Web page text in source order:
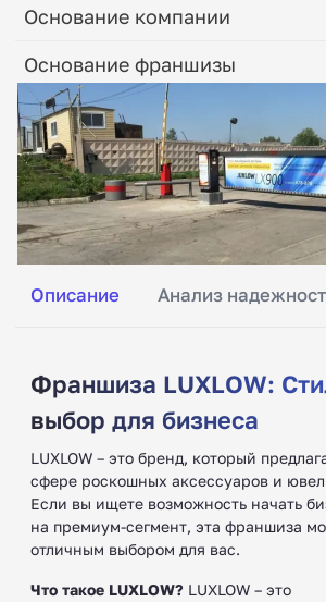
Описание Анализ
Франшиза LUXLOW:
выбор для бизнеса
LUXLOW – это бренд, который
сфере роскошных аксессуаров и
Если вы ищете возможность начать
на премиум-сегмент, эта франшиза
отличным выбором для вас.
Что такое LUXLOW? LUXLOW – это
Основание компании
Основание франшизы